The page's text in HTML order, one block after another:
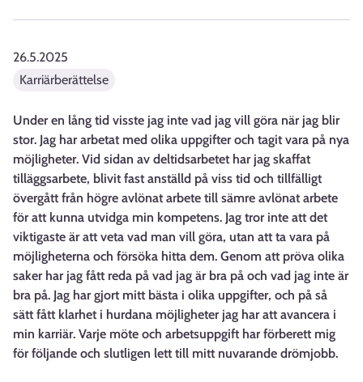
26.5.2025
Karriärberättelse
Under en lång tid visste jag inte vad jag vill göra när jag blir
stor. Jag har arbetat med olika uppgifter och tagit vara på nya
möjligheter. Vid sidan av deltidsarbetet har jag skaffat
tilläggsarbete, blivit fast anställd på viss tid och tillfälligt
övergått från högre avlönat arbete till sämre avlönat arbete
för att kunna utvidga min kompetens. Jag tror inte att det
viktigaste är att veta vad man vill göra, utan att ta vara på
möjligheterna och försöka hitta dem. Genom att pröva olika
saker har jag fått reda på vad jag är bra på och vad jag inte är
bra på. Jag har gjort mitt bästa i olika uppgifter, och på så
sätt fått klarhet i hurdana möjligheter jag har att avancera i
min karriär. Varje möte och arbetsuppgift har förberett mig
för följande och slutligen lett till mitt nuvarande drömjobb.